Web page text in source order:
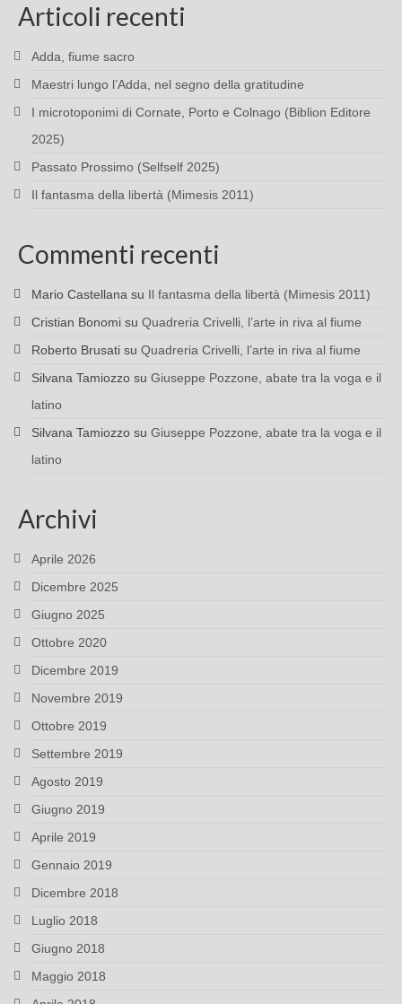
Articoli recenti
Adda, fiume sacro
Maestri lungo l’Adda, nel segno della gratitudine
I microtoponimi di Cornate, Porto e Colnago (Biblion Editore
2025)
Passato Prossimo (Selfself 2025)
Il fantasma della libertà (Mimesis 2011)
Commenti recenti
Mario Castellana su Il fantasma della libertà (Mimesis 2011)
Cristian Bonomi su Quadreria Crivelli, l’arte in riva al fiume
Roberto Brusati su Quadreria Crivelli, l’arte in riva al fiume
Silvana Tamiozzo su Giuseppe Pozzone, abate tra la voga e il
latino
Silvana Tamiozzo su Giuseppe Pozzone, abate tra la voga e il
latino
Archivi
Aprile 2026
Dicembre 2025
Giugno 2025
Ottobre 2020
Dicembre 2019
Novembre 2019
Ottobre 2019
Settembre 2019
Agosto 2019
Giugno 2019
Aprile 2019
Gennaio 2019
Dicembre 2018
Luglio 2018
Giugno 2018
Maggio 2018